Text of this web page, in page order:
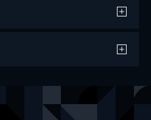
エマ・ストーン